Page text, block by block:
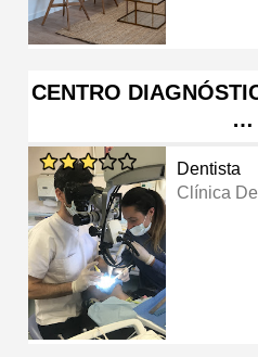
CENTRO
…
Dentista
Clínica